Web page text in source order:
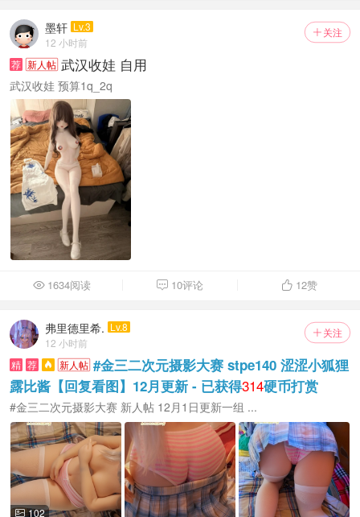
 关注
墨轩 Lv.3
12 小时前
荐 新人帖 武汉收娃 自用
武汉收娃 预算1q_2q
 1634阅读  10评论  12赞
 关注
弗里德里希. Lv.8
12 小时前
精 荐  新人帖 #金三二次元摄影大赛 stpe140 涩涩小狐狸
露比酱【回复看图】12月更新 - 已获得314硬币打赏
#金三二次元摄影大赛 新人帖 12月1日更新一组 ...
 102